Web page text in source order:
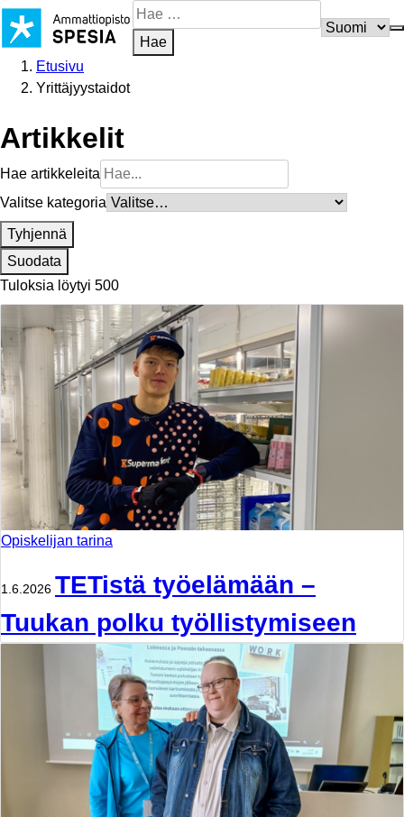
Siirry
sisältöön
Hae
sivustosta
Hae
Etusivu
Yrittäjyystaidot
Artikkelit
Hae artikkeleita
Valitse kategoria
Tyhjennä
Suodata
Tuloksia löytyi 500
Opiskelijan tarina
1.6.2026 TETistä työelämään –
Tuukan polku työllistymiseen